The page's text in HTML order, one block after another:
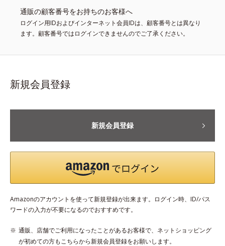
通販の顧客番号をお持ちのお客様へ
ログイン用IDおよびインターネット会員IDは、顧客番号とは異なり
ます。顧客番号ではログインできませんのでご了承ください。
新規会員登録
新規会員登録
Amazonのアカウントを使って新規登録が出来ます。ログイン時、ID/パス
ワードの入力が不要になるのでおすすめです。
通販、店舗でご利用になったことがあるお客様で、ネットショッピング
が初めての方もこちらから新規会員登録をお願いします。